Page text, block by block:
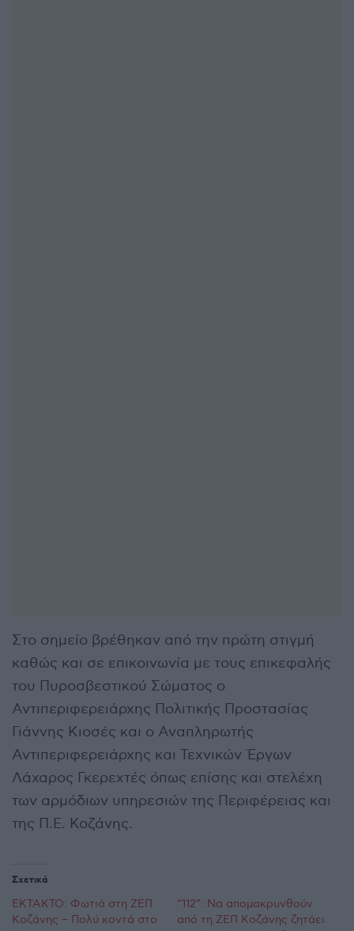
Στο σημείο βρέθηκαν από την πρώτη στιγμή
καθώς και σε επικοινωνία με τους επικεφαλής
του Πυροσβεστικού Σώματος ο
Αντιπεριφερειάρχης Πολιτικής Προστασίας
Γιάννης Κιοσές και ο Αναπληρωτής
Αντιπεριφερειάρχης και Τεχνικών Έργων
Λάχαρος Γκερεχτές όπως επίσης και στελέχη
των αρμόδιων υπηρεσιών της Περιφέρειας και
της Π.Ε. Κοζάνης.
Σχετικά
ΕΚΤΑΚΤΟ: Φωτιά στη ΖΕΠ
Κοζάνης – Πολύ κοντά στο
“112”: Να απομακρυνθούν
από τη ΖΕΠ Κοζάνης ζητάει